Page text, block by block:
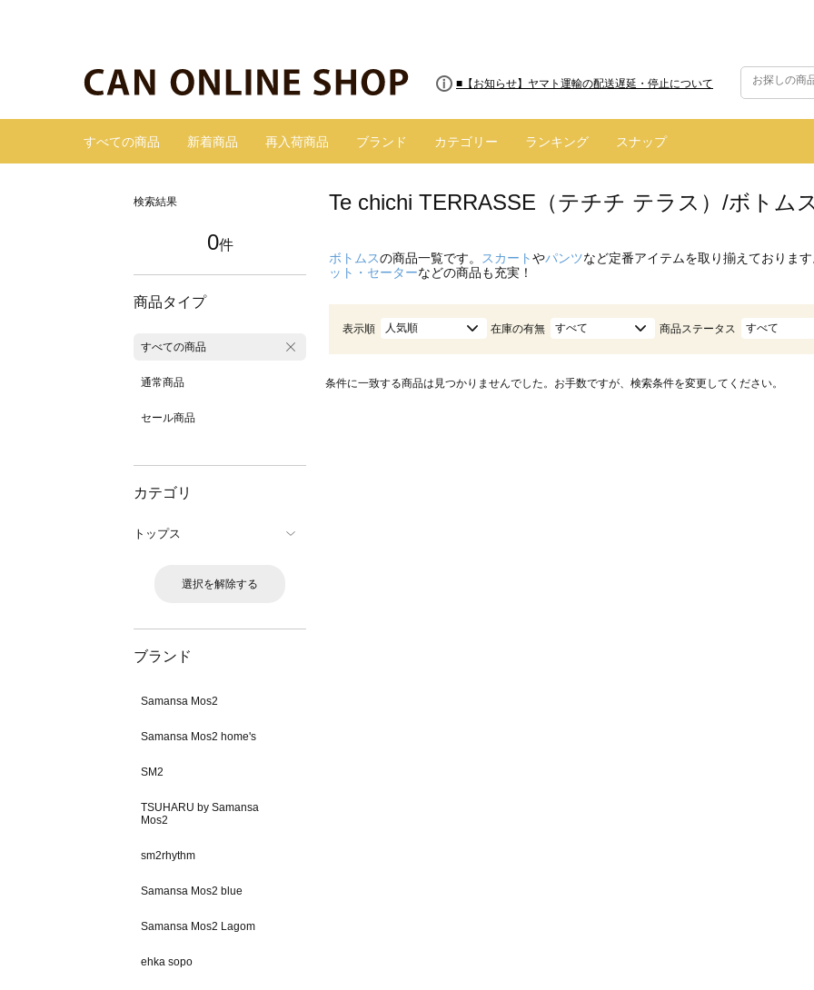
■8/13(木)AM2:00～サイトメンテナンス実施のお知らせ
■【お知らせ】ヤマト運輸の配送遅延・停止について
すべての商品 新着商品 再入荷商品 ブランド カテゴリー ランキング スナップ
検索結果
0件
商品タイプ
すべての商品
通常商品
セール商品
カテゴリ
トップス
選択を解除する
ブランド
Samansa Mos2
Samansa Mos2 home's
SM2
TSUHARU by Samansa
Mos2
sm2rhythm
Samansa Mos2 blue
Samansa Mos2 Lagom
ehka sopo
Te chichi TERRASSE（テチチ テラス）/ボトム
ボトムスの商品一覧です。 スカートやパンツなど定番アイテムを取り揃えておりま
ット・セーターなどの商品も充実！
表示順 人気順 在庫の有無 すべて 商品ステータス すべて
条件に一致する商品は見つかりませんでした。お手数ですが、検索条件を変更してください。